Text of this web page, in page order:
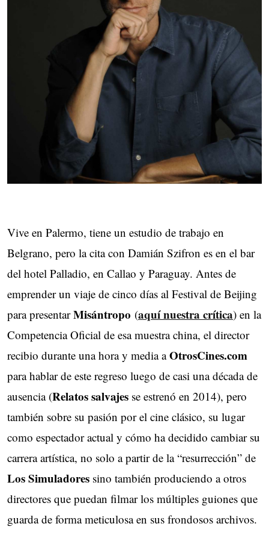
Vive en Palermo, tiene un estudio de trabajo en
Belgrano, pero la cita con Damián Szifron es en el bar
del hotel Palladio, en Callao y Paraguay. Antes de
emprender un viaje de cinco días al Festival de Beijing
para presentarMisántropo (aquí nuestra crítica) en la
Competencia Oficial de esa muestra china, el director
recibio durante una hora y media aOtrosCines.com
para hablar de este regreso luego de casi una década de
ausencia (Relatos salvajes se estrenó en 2014), pero
también sobre su pasión por el cine clásico, su lugar
como espectador actual y cómo ha decidido cambiar su
carrera artística, no solo a partir de la “resurrección” de
Los Simuladores sino también produciendo a otros
directores que puedan filmar los múltiples guiones que
guarda de forma meticulosa en sus frondosos archivos.